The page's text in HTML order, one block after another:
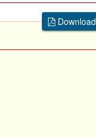
Download